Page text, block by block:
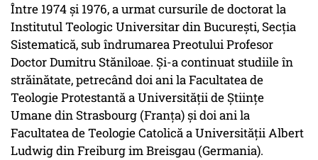
Între 1974 și 1976, a urmat cursurile de doctorat la
Institutul Teologic Universitar din București, Secția
Sistematică, sub îndrumarea Preotului Profesor
Doctor Dumitru Stăniloae. Și-a continuat studiile în
străinătate, petrecând doi ani la Facultatea de
Teologie Protestantă a Universității de Științe
Umane din Strasbourg (Franța) și doi ani la
Facultatea de Teologie Catolică a Universității Albert
Ludwig din Freiburg im Breisgau (Germania).